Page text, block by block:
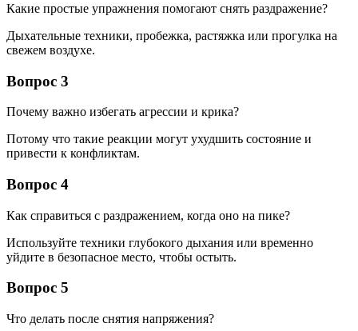
Какие простые упражнения помогают снять раздражение?
Дыхательные техники, пробежка, растяжка или прогулка на
свежем воздухе.
Вопрос 3
Почему важно избегать агрессии и крика?
Потому что такие реакции могут ухудшить состояние и
привести к конфликтам.
Вопрос 4
Как справиться с раздражением, когда оно на пике?
Используйте техники глубокого дыхания или временно
уйдите в безопасное место, чтобы остыть.
Вопрос 5
Что делать после снятия напряжения?